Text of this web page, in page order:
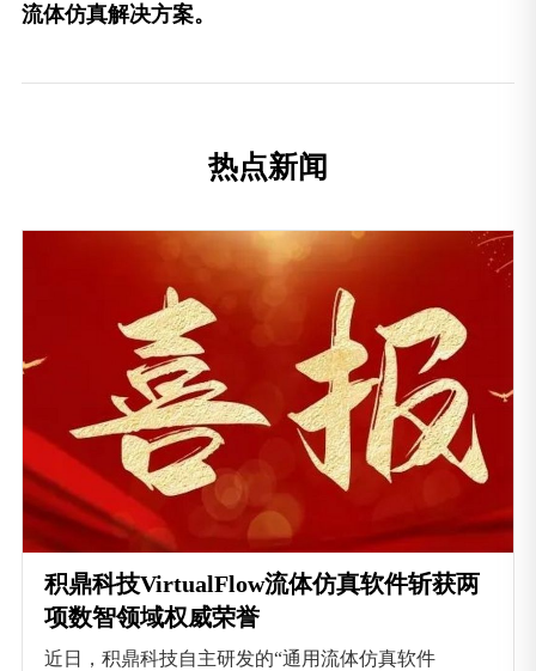
流体仿真解决方案。
热点新闻
积鼎科技VirtualFlow流体仿真软件斩获两
项数智领域权威荣誉
近日，积鼎科技自主研发的“通用流体仿真软件